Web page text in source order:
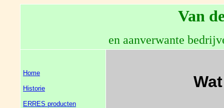
Van
en aanverwante
Home
Historie
ERRES producten